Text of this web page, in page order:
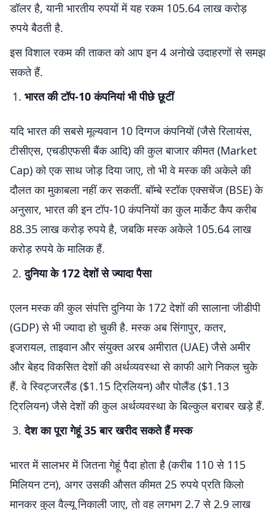
डॉलर है, यानी भारतीय रुपयों में यह रकम 105.64 लाख करोड़
रुपये बैठती है.
इस विशाल रकम की ताकत को आप इन 4 अनोखे उदाहरणों से समझ
सकते हैं.
भारत की टॉप-10 कंपनियां भी पीछे छूटीं
यदि भारत की सबसे मूल्यवान 10 दिग्गज कंपनियों (जैसे रिलायंस,
टीसीएस, एचडीएफसी बैंक आदि) की कुल बाजार कीमत (Market
Cap) को एक साथ जोड़ दिया जाए, तो भी वे मस्क की अकेले की
दौलत का मुकाबला नहीं कर सकतीं. बॉम्बे स्टॉक एक्सचेंज (BSE) के
अनुसार, भारत की इन टॉप-10 कंपनियों का कुल मार्केट कैप करीब
88.35 लाख करोड़ रुपये है, जबकि मस्क अकेले 105.64 लाख
करोड़ रुपये के मालिक हैं.
दुनिया के 172 देशों से ज्यादा पैसा
एलन मस्क की कुल संपत्ति दुनिया के 172 देशों की सालाना जीडीपी
(GDP) से भी ज्यादा हो चुकी है. मस्क अब सिंगापुर, कतर,
इजरायल, ताइवान और संयुक्त अरब अमीरात (UAE) जैसे अमीर
और बेहद विकसित देशों की अर्थव्यवस्था से काफी आगे निकल चुके
हैं. वे स्विट्जरलैंड ($1.15 ट्रिलियन) और पोलैंड ($1.13
ट्रिलियन) जैसे देशों की कुल अर्थव्यवस्था के बिल्कुल बराबर खड़े हैं.
देश का पूरा गेहूं 35 बार खरीद सकते हैं मस्क
भारत में सालभर में जितना गेहूं पैदा होता है (करीब 110 से 115
मिलियन टन), अगर उसकी औसत कीमत 25 रुपये प्रति किलो
मानकर कुल वैल्यू निकाली जाए, तो वह लगभग 2.7 से 2.9 लाख